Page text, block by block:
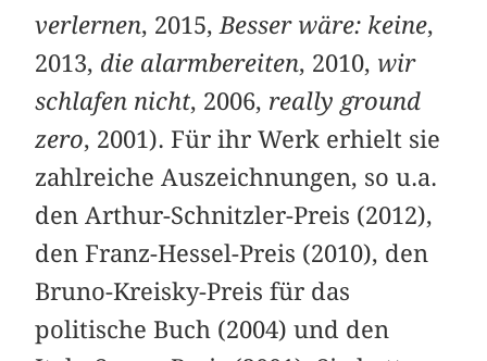
verlernen, 2015, Besser wäre: keine,
2013, die alarmbereiten, 2010, wir
schlafen nicht, 2006, really ground
zero, 2001). Für ihr Werk erhielt sie
zahlreiche Auszeichnungen, so u.a.
den Arthur-Schnitzler-Preis (2012),
den Franz-Hessel-Preis (2010), den
Bruno-Kreisky-Preis für das
politische Buch (2004) und den